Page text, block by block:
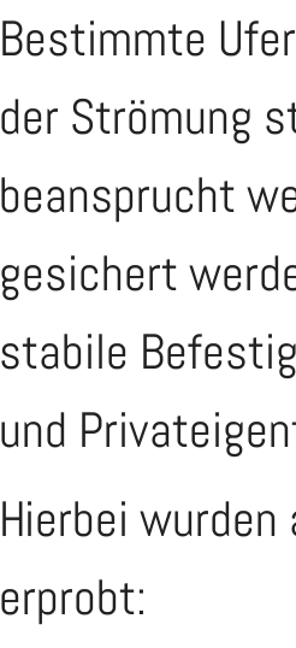
Bestimmte
der Strömung
beansprucht
gesichert
stabile
und
Hierbei
erprobt: